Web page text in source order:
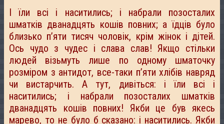
І їли всі і наситились; і набрали позосталих
шматків дванадцять кошів повних; а їдців було
близько п’яти тисяч чоловік, крім жінок і дітей.
Ось чудо з чудес і слава слав! Якщо стільки
людей візьмуть лише по одному шматочку
розміром з антидот, все-таки п’яти хлібів навряд
чи вистарчить. А тут, дивіться: і їли всі і
наситились; і набрали позосталих шматків
дванадцять кошів повних! Якби це був якесь
марево, то не було б сказано: і наситились. Якби